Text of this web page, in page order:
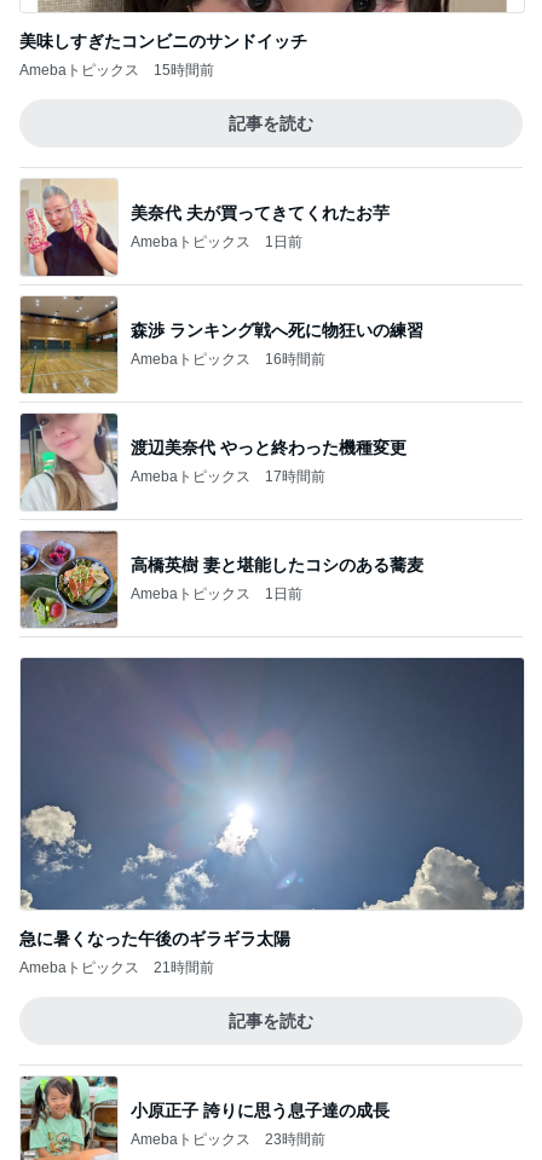
美味しすぎたコンビニのサンドイッチ
Amebaトピックス 15時間前
記事を読む
美奈代 夫が買ってきてくれたお芋
Amebaトピックス 1日前
森渉 ランキング戦へ死に物狂いの練習
Amebaトピックス 16時間前
渡辺美奈代 やっと終わった機種変更
Amebaトピックス 17時間前
高橋英樹 妻と堪能したコシのある蕎麦
Amebaトピックス 1日前
急に暑くなった午後のギラギラ太陽
Amebaトピックス 21時間前
記事を読む
小原正子 誇りに思う息子達の成長
Amebaトピックス 23時間前